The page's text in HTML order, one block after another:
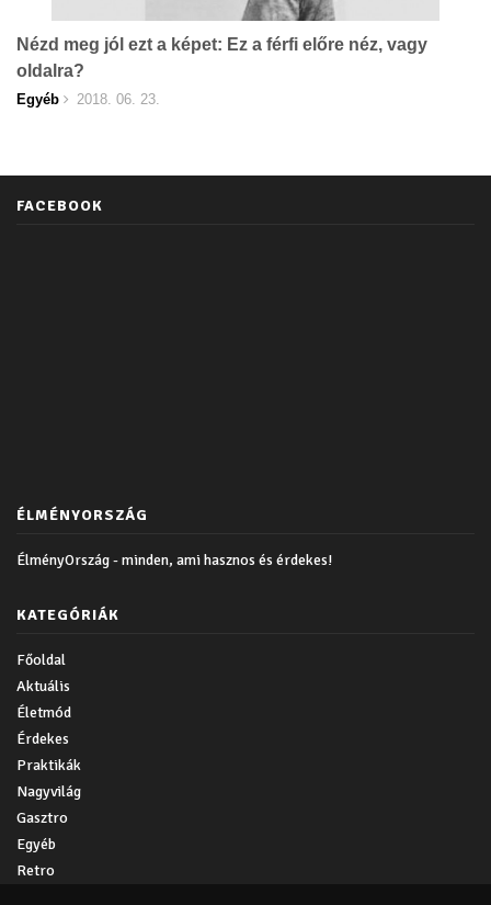
Nézd meg jól ezt a képet: Ez a férfi előre néz, vagy
oldalra?
Egyéb 2018. 06. 23.
FACEBOOK
ÉLMÉNYORSZÁG
ÉlményOrszág - minden, ami hasznos és érdekes!
KATEGÓRIÁK
Főoldal
Aktuális
Életmód
Érdekes
Praktikák
Nagyvilág
Gasztro
Egyéb
Retro